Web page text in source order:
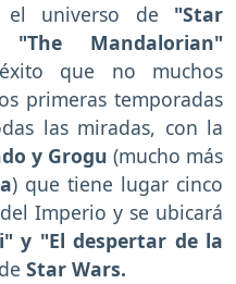
el universo de "Star
"The Mandalorian"
que no muchos
primeras temporadas
las miradas, con la
y Grogu (mucho más
) que tiene lugar cinco
Imperio y se ubicará
y "El despertar de la
Star Wars.